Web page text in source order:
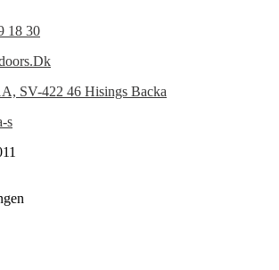
18 30
SV-422 46 Hisings Backa
s